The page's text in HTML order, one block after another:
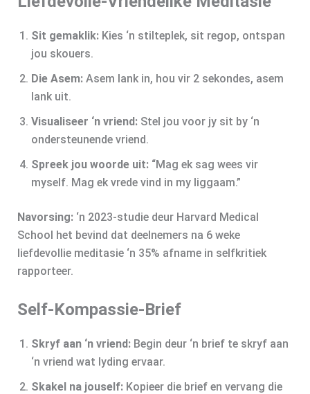
Sit gemaklik:Kies ‘n stilteplek, sit regop, ontspan
jou skouers.
Die Asem:Asem lank in, hou vir 2 sekondes, asem
lank uit.
Visualiseer ‘n vriend:Stel jou voor jy sit by ‘n
ondersteunende vriend.
Spreek jou woorde uit:“Mag ek sag wees vir
myself. Mag ek vrede vind in my liggaam.”
Navorsing:‘n 2023‑studie deur Harvard Medical
School het bevind dat deelnemers na 6 weke
liefdevollie meditasie ‘n 35% afname in selfkritiek
rapporteer.
Self-Kompassie‑Brief
Skryf aan ‘n vriend:Begin deur ‘n brief te skryf aan
‘n vriend wat lyding ervaar.
Skakel na jouself:Kopieer die brief en vervang die